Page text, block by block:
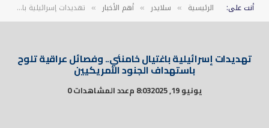
أنت على: الرئيسية » سلايدر » أهم الأخبار » تهديدات إسرائيلية باغتيال خامنئي.. وفصائل عراقية تلوح باستهداف الجنود الأمريكيين
تهديدات إسرائيلية باغتيال خامنئي.. وفصائل عراقية تلوح
باستهداف الجنود الأمريكيين
يونيو 19, 2025 8:03 م عدد المشاهدات 0